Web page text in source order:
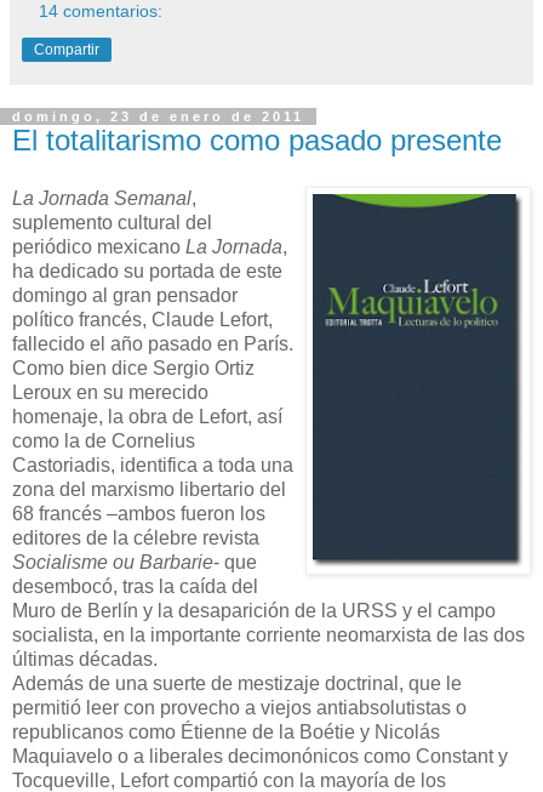
14 comentarios:
Compartir
domingo, 23 de enero de 2011
El totalitarismo como pasado presente
La Jornada Semanal,
suplemento cultural del
periódico mexicano La Jornada,
ha dedicado su portada de este
domingo al gran pensador
político francés, Claude Lefort,
fallecido el año pasado en París.
Como bien dice Sergio Ortiz
Leroux en su merecido
homenaje, la obra de Lefort, así
como la de Cornelius
Castoriadis, identifica a toda una
zona del marxismo libertario del
68 francés –ambos fueron los
editores de la célebre revista
Socialisme ou Barbarie- que
desembocó, tras la caída del
Muro de Berlín y la desaparición de la URSS y el campo
socialista, en la importante corriente neomarxista de las dos
últimas décadas.
Además de una suerte de mestizaje doctrinal, que le
permitió leer con provecho a viejos antiabsolutistas o
republicanos como Étienne de la Boétie y Nicolás
Maquiavelo o a liberales decimonónicos como Constant y
Tocqueville, Lefort compartió con la mayoría de los